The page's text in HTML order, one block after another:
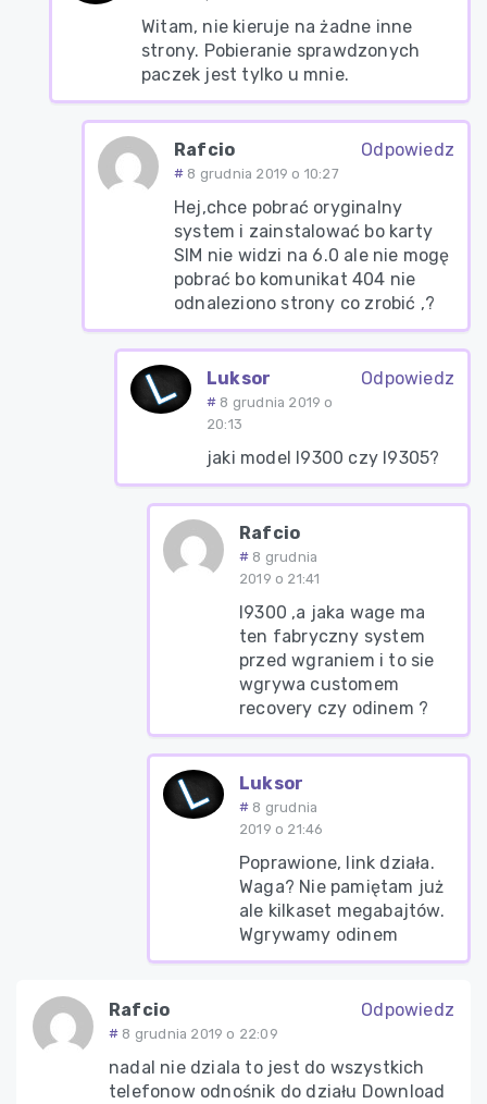
Witam, nie kieruje na żadne inne
strony. Pobieranie sprawdzonych
paczek jest tylko u mnie.
Rafcio
8 grudnia 2019 o 10:27
Hej,chce pobrać oryginalny
system i zainstalować bo karty
SIM nie widzi na 6.0 ale nie mogę
pobrać bo komunikat 404 nie
odnaleziono strony co zrobić ,?
Odpowiedz
Luksor
8 grudnia 2019 o
20:13
jaki model I9300 czy I9305?
Odpowiedz
Rafcio
8 grudnia
2019 o 21:41
I9300 ,a jaka wage ma
ten fabryczny system
przed wgraniem i to sie
wgrywa customem
recovery czy odinem ?
Luksor
8 grudnia
2019 o 21:46
Poprawione, link działa.
Waga? Nie pamiętam już
ale kilkaset megabajtów.
Wgrywamy odinem
Rafcio
8 grudnia 2019 o 22:09
nadal nie dziala to jest do wszystkich
telefonow odnośnik do działu Download
Odpowiedz